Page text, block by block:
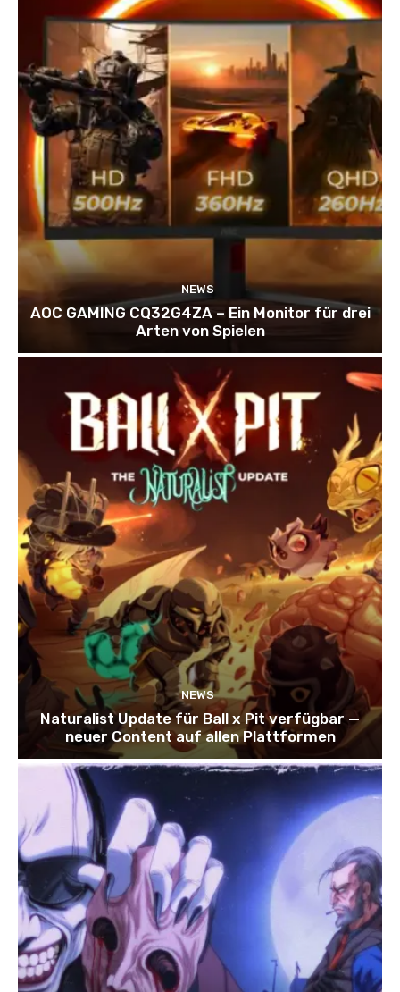
NEWS
AOC GAMING CQ32G4ZA – Ein Monitor für drei
Arten von Spielen
NEWS
Naturalist Update für Ball x Pit verfügbar —
neuer Content auf allen Plattformen